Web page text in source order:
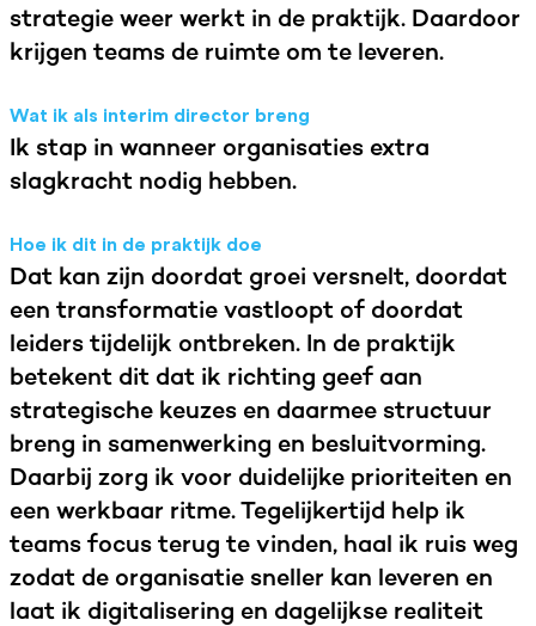
strategie weer werkt in de praktijk. Daardoor
krijgen teams de ruimte om te leveren.
Wat ik als interim director breng
Ik stap in wanneer organisaties extra
slagkracht nodig hebben.
Hoe ik dit in de praktijk doe
Dat kan zijn doordat groei versnelt, doordat
een transformatie vastloopt of doordat
leiders tijdelijk ontbreken. In de praktijk
betekent dit dat ik richting geef aan
strategische keuzes en daarmee structuur
breng in samenwerking en besluitvorming.
Daarbij zorg ik voor duidelijke prioriteiten en
een werkbaar ritme. Tegelijkertijd help ik
teams focus terug te vinden, haal ik ruis weg
zodat de organisatie sneller kan leveren en
laat ik digitalisering en dagelijkse realiteit